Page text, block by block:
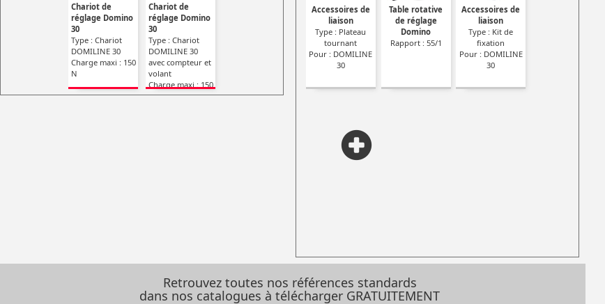
Chariot de
réglage Domino
30
Type : Chariot
DOMILINE 30
Charge maxi : 150
N
Chariot de
réglage Domino
30
Type : Chariot
DOMILINE 30
avec compteur et
volant
Charge maxi : 150
N
Accessoires de
liaison
Type : Plateau
tournant
Pour : DOMILINE
30
Table rotative
de réglage
Domino
Rapport : 55/1
Accessoires de
liaison
Type : Kit de
fixation
Pour : DOMILINE
30
Retrouvez toutes nos références standards
dans nos catalogues à télécharger GRATUITEMENT